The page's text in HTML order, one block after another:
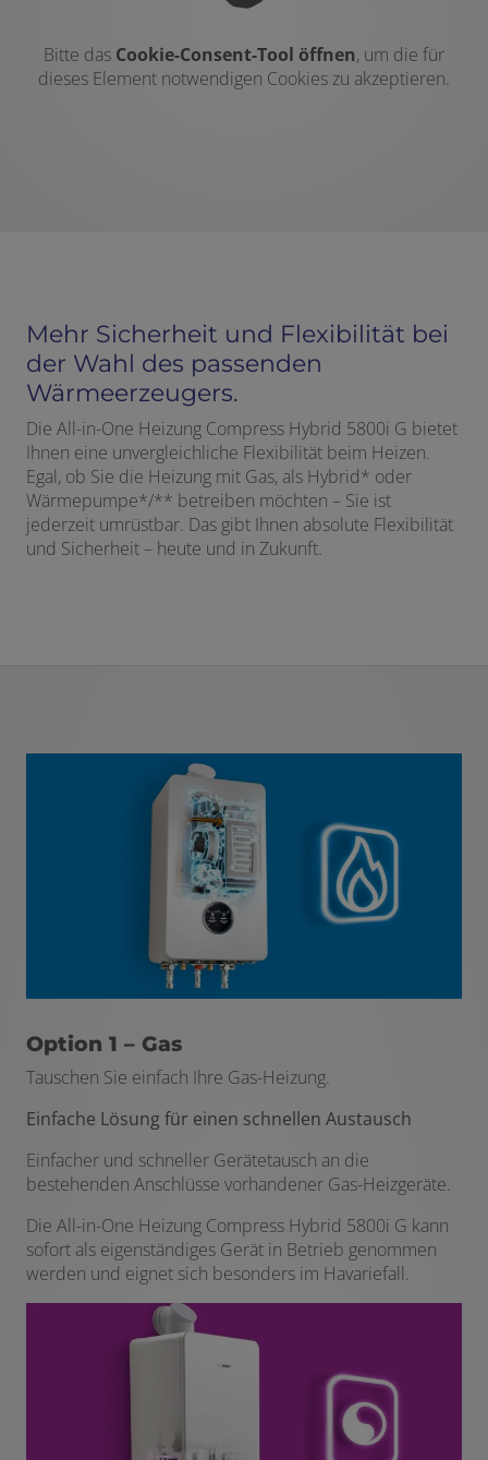
Bitte das Cookie-Consent-Tool öffnen, um die für
dieses Element notwendigen Cookies zu akzeptieren.
Mehr Sicherheit und Flexibilität bei
der Wahl des passenden
Wärmeerzeugers.
Die All-in-One Heizung Compress Hybrid 5800i G bietet
Ihnen eine unvergleichliche Flexibilität beim Heizen.
Egal, ob Sie die Heizung mit Gas, als Hybrid* oder
Wärmepumpe*/** betreiben möchten – Sie ist
jederzeit umrüstbar. Das gibt Ihnen absolute Flexibilität
und Sicherheit – heute und in Zukunft.
Option 1 – Gas
Tauschen Sie einfach Ihre Gas-Heizung.
Einfache Lösung für einen schnellen Austausch
Einfacher und schneller Gerätetausch an die
bestehenden Anschlüsse vorhandener Gas-Heizgeräte.
Die All-in-One Heizung Compress Hybrid 5800i G kann
sofort als eigenständiges Gerät in Betrieb genommen
werden und eignet sich besonders im Havariefall.